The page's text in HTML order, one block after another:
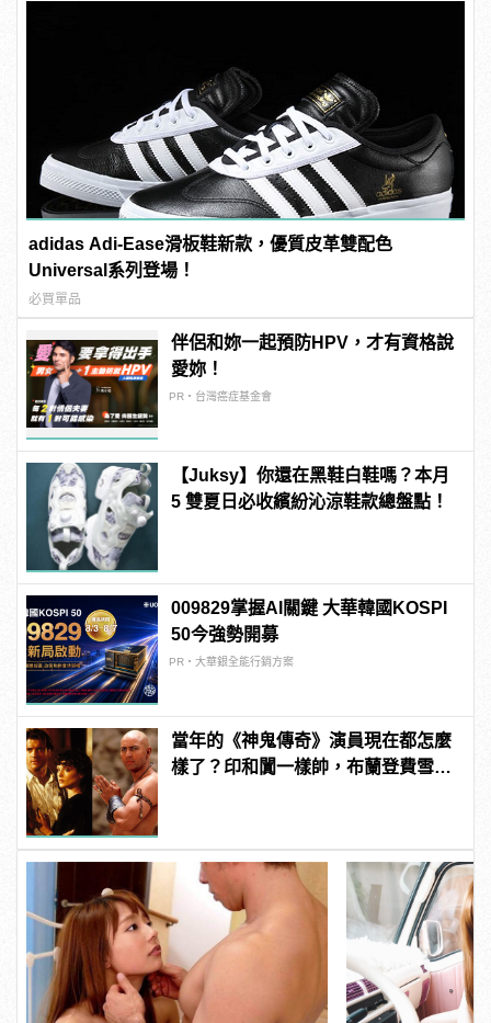
adidas Adi-Ease滑板鞋新款，優質皮革雙配色
Universal系列登場！
必買單品
伴侶和妳一起預防HPV，才有資格說
愛妳！
PR・台灣癌症基金會
【Juksy】你還在黑鞋白鞋嗎？本月
5 雙夏日必收繽紛沁涼鞋款總盤點！
009829掌握AI關鍵 大華韓國KOSPI
50今強勢開募
PR・大華銀全能行銷方案
當年的《神鬼傳奇》演員現在都怎麼
樣了？印和闐一樣帥，布蘭登費雪大